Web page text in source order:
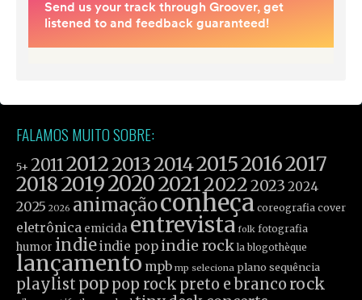
FALAMOS MUITO SOBRE:
5+ 2011201220132014201520162017
201820192020202120222023 2024
2025 2026 animaçãoconheça coreografia cover
eletrônica emicida entrevista folk fotografia
humor indieindie pop indie rock la blogothèque
lançamento mpb mp seleciona plano sequência
playlist poppop rock preto e branco rock